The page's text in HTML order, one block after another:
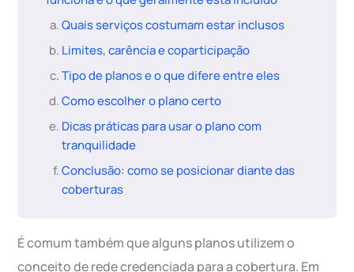
Quais serviços costumam estar inclusos
Limites, carência e coparticipação
Tipo de planos e o que difere entre eles
Como escolher o plano certo
Dicas práticas para usar o plano com
tranquilidade
Conclusão: como se posicionar diante das
coberturas
É comum também que alguns planos utilizem o
conceito de rede credenciada para a cobertura. Em